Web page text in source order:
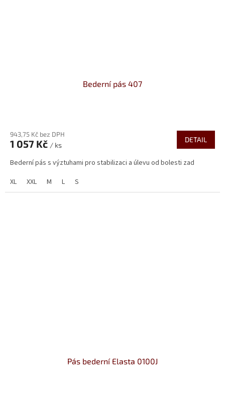
Bederní pás 407
943,75 Kč bez DPH
1 057 Kč / ks
DETAIL
Bederní pás s výztuhami pro stabilizaci a úlevu od bolesti zad
XL
XXL M L S
Pás bederní Elasta 0100J